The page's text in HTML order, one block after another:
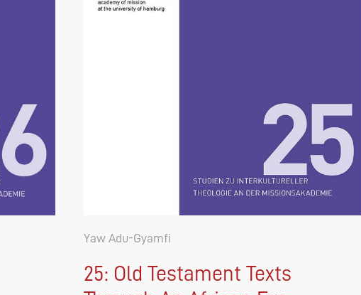
Yaw Adu-Gyamfi
25: Old Testament Texts